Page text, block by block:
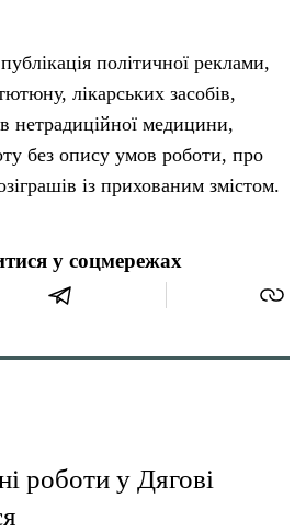
політичної реклами,
лікарських засобів,
нетрадиційної медицини,
без опису умов роботи, про
із прихованим змістом.
у соцмережах
роботи у Дягові